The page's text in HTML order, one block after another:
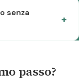
senza
passo?